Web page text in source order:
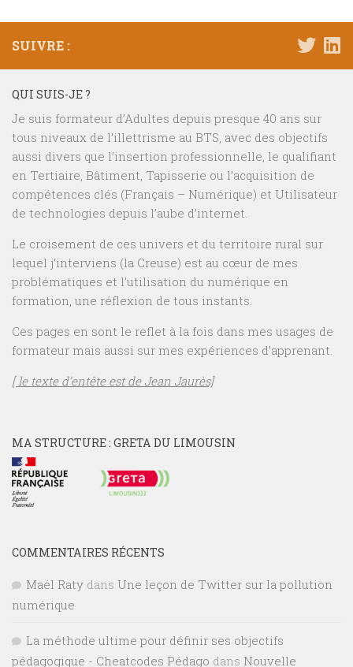
SUIVRE :
QUI SUIS-JE ?
Je suis formateur d’Adultes depuis presque 40 ans sur
tous niveaux de l’illettrisme au BTS, avec des objectifs
aussi divers que l’insertion professionnelle, le qualifiant
en Tertiaire, Bâtiment, Tapisserie ou l’acquisition de
compétences clés (Français – Numérique) et Utilisateur
de technologies depuis l’aube d’internet.
Le croisement de ces univers et du territoire rural sur
lequel j’interviens (la Creuse) est au cœur de mes
problématiques et l’utilisation du numérique en
formation, une réflexion de tous instants.
Ces pages en sont le reflet à la fois dans mes usages de
formateur mais aussi sur mes expériences d’apprenant.
[ le texte d’entête est de Jean Jaurès]
MA STRUCTURE : GRETA DU LIMOUSIN
COMMENTAIRES RÉCENTS
Maël Raty dans Une leçon de Twitter sur la pollution
numérique
La méthode ultime pour définir ses objectifs
pédagogique - Cheatcodes Pédago dans Nouvelle